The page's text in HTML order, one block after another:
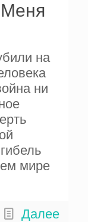
на
ни
мире
Далее